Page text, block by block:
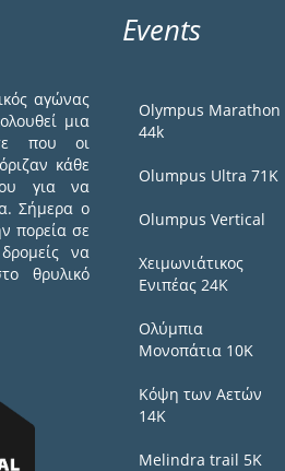
αγώνας
μια
που οι
κάθε
για να
Σήμερα ο
πορεία σε
να
θρυλικό
Events
Olympus Marathon
44k
Olumpus Ultra 71K
Olumpus Vertical
Χειμωνιάτικος
Ενιπέας 24Κ
Ολύμπια
Μονοπάτια 10Κ
Κόψη των Αετών
14Κ
Melindra trail 5Κ